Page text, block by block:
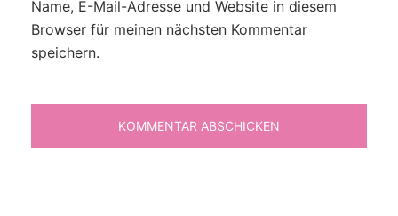
Name, E-Mail-Adresse und Website in diesem
Browser für meinen nächsten Kommentar
speichern.